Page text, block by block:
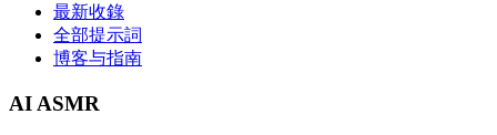
最新收錄
全部提示詞
博客与指南
AI ASMR